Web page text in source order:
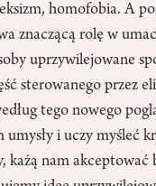
homofobia. A
znaczącą rolę w
uprzywilejowane
sterowanego przez
tego nowego
i uczy myśleć
każą nam